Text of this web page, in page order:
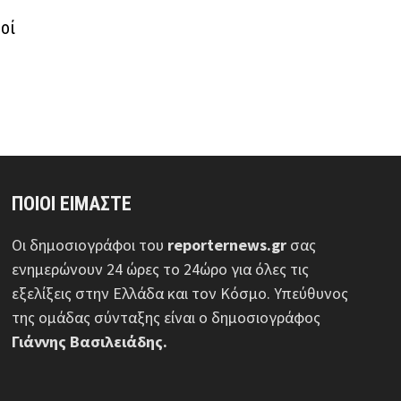
ΠΟΙΟΙ ΕΙΜΑΣΤΕ
Οι δημοσιογράφοι του reporternews.gr σας
ενημερώνουν 24 ώρες το 24ώρο για όλες τις
εξελίξεις στην Ελλάδα και τον Κόσμο. Υπεύθυνος
της ομάδας σύνταξης είναι ο δημοσιογράφος
Γιάννης Βασιλειάδης.